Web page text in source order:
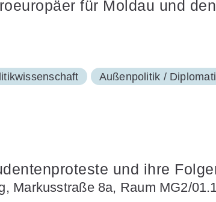
für Moldau und den
Außenpolitik /
und ihre
Markusstraße 8a, Raum MG2/